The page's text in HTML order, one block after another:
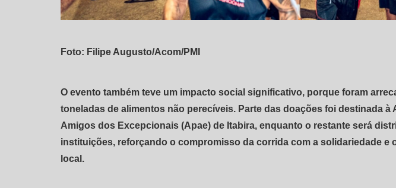
Foto: Filipe Augusto/Acom/PMI
O evento também teve um impacto social significativo, porque foram
toneladas de alimentos não perecíveis. Parte das doações foi destinada à
Amigos dos Excepcionais (Apae) de Itabira, enquanto o restante será
instituições, reforçando o compromisso da corrida com a solidariedade e
local.